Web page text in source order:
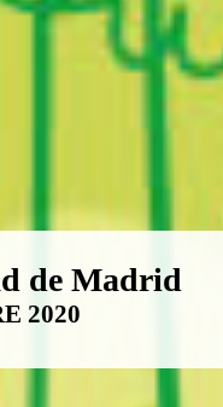
de
de Madrid
2020